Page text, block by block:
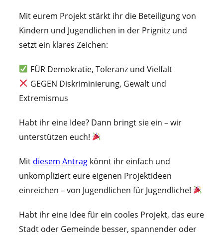
Mit eurem Projekt stärkt ihr die Beteiligung von
Kindern und Jugendlichen in der Prignitz und
setzt ein klares Zeichen:
FÜR Demokratie, Toleranz und Vielfalt
GEGEN Diskriminierung, Gewalt und
Extremismus
Habt ihr eine Idee? Dann bringt sie ein – wir
unterstützen euch!
Mit diesem Antrag könnt ihr einfach und
unkompliziert eure eigenen Projektideen
einreichen – von Jugendlichen für Jugendliche!
Habt ihr eine Idee für ein cooles Projekt, das eure
Stadt oder Gemeinde besser, spannender oder